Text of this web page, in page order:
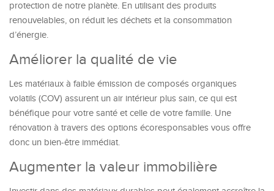
protection de notre planète. En utilisant des produits
renouvelables, on réduit les déchets et la consommation
d’énergie.
Améliorer la qualité de vie
Les matériaux à faible émission de composés organiques
volatils (COV) assurent un air intérieur plus sain, ce qui est
bénéfique pour votre santé et celle de votre famille. Une
rénovation à travers des options écoresponsables vous offre
donc un bien-être immédiat.
Augmenter la valeur immobilière